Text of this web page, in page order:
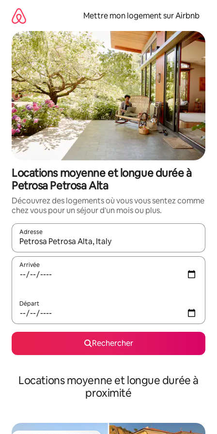
directement
contenu
Mettre mon logement sur Airbnb
Locations moyenne et longue durée à
Petrosa Petrosa Alta
Découvrez des logements où vous vous sentez comme
chez vous pour un séjour d'un mois ou plus.
Adresse
Lorsque les résultats s'affichent, utilisez les flèches vers le
Arrivée
Départ
Rechercher
Locations moyenne et longue durée à
proximité